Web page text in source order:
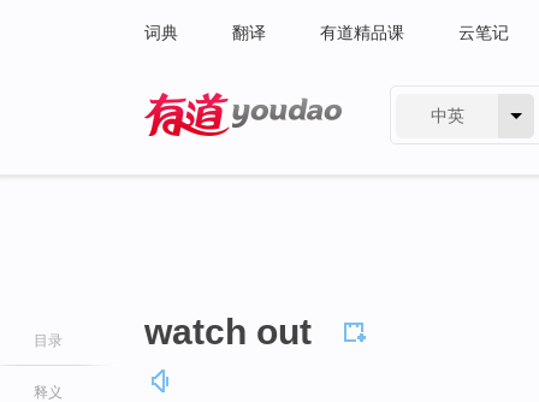
词典 翻译 有道精品课 云笔记
中英
目录
释义
watch out